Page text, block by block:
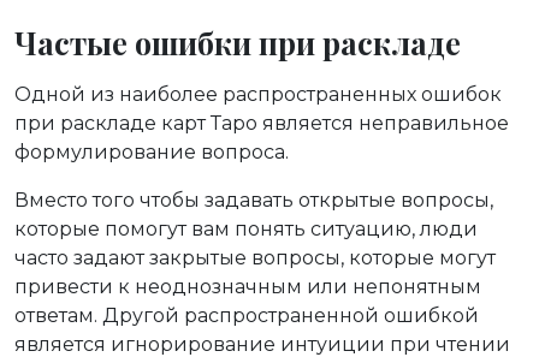
Частые ошибки при раскладе
Одной из наиболее распространенных ошибок
при раскладе карт Таро является неправильное
формулирование вопроса.
Вместо того чтобы задавать открытые вопросы,
которые помогут вам понять ситуацию, люди
часто задают закрытые вопросы, которые могут
привести к неоднозначным или непонятным
ответам. Другой распространенной ошибкой
является игнорирование интуиции при чтении